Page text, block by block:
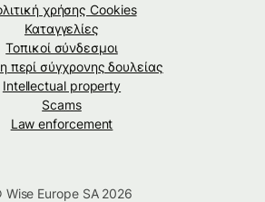
χρήσης Cookies
Καταγγελίες
Τοπικοί σύνδεσμοι
περί σύγχρονης δουλείας
Intellectual property
Scams
Law enforcement
Wise Europe SA 2026